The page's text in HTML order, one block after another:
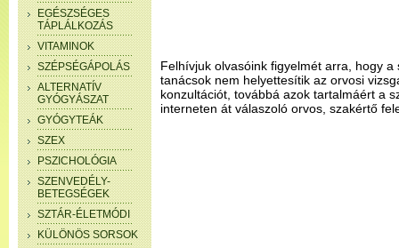
EGÉSZSÉGES
TÁPLÁLKOZÁS
VITAMINOK
SZÉPSÉGÁPOLÁS
ALTERNATÍV
GYÓGYÁSZAT
GYÓGYTEÁK
SZEX
PSZICHOLÓGIA
SZENVEDÉLY-
BETEGSÉGEK
SZTÁR-ÉLETMÓDI
KÜLÖNÖS SORSOK
Felhívjuk olvasóink figyelmét arra, hogy a
tanácsok nem helyettesítik az orvosi
konzultációt, továbbá azok tartalmáért a
interneten át válaszoló orvos, szakértő